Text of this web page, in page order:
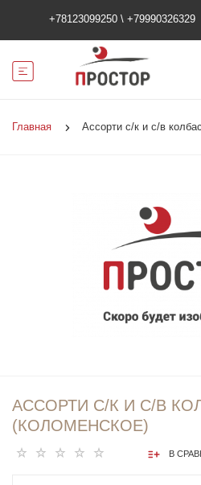
+78123099250 \ +79990326329
Главная Ассорти с/к и с/в
АССОРТИ С/К И С/В
(КОЛОМЕНСКОЕ)
В